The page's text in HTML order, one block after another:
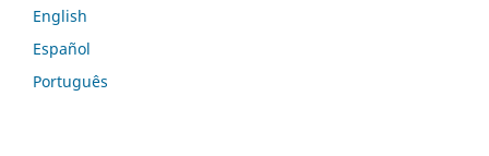
English
Español
Português